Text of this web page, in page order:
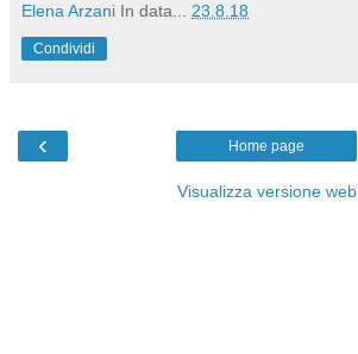
Elena Arzani In data... 23.8.18
Condividi
‹ Home page
Visualizza versione web